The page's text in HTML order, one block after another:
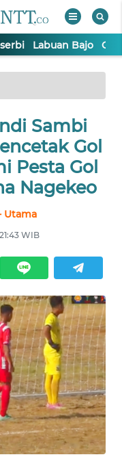
Labuan Bajo
Sambi
Gol
Pesta Gol
Nagekeo
Utama
WIB